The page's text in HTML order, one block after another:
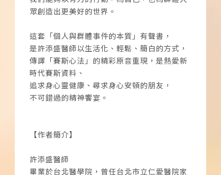
眾創造出更美好的世界。
這套「個人與群體事件的本質」有聲書，
是許添盛醫師以生活化、輕鬆、簡白的方式，
傳譯「賽斯心法」的精彩原音重現，是熱愛新
時代賽斯資料、
追求身心靈健康、尋求身心安頓的朋友，
不可錯過的精神饗宴。
【作者簡介】
許添盛醫師
畢業於台北醫學院，曾任台北市立仁愛醫院家